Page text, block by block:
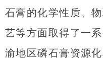
石膏的化学性质、
艺等方面取得了一
渝地区磷石膏资源